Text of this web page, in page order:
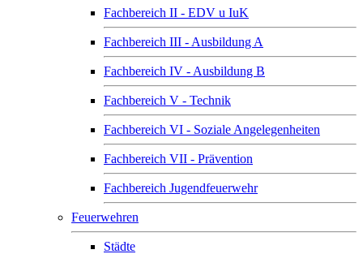
Fachbereich II - EDV u IuK
Fachbereich III - Ausbildung A
Fachbereich IV - Ausbildung B
Fachbereich V - Technik
Fachbereich VI - Soziale Angelegenheiten
Fachbereich VII - Prävention
Fachbereich Jugendfeuerwehr
Feuerwehren
Städte